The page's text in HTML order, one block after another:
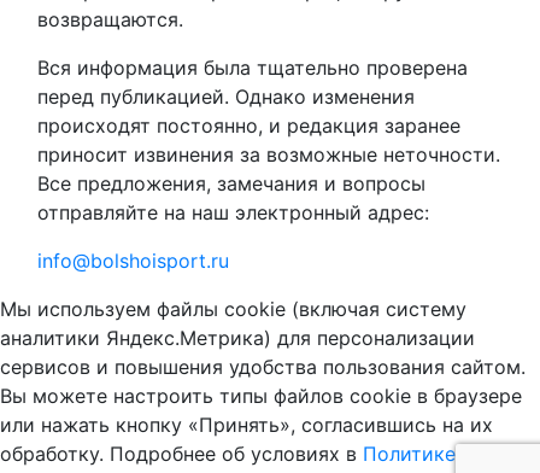
возвращаются.
Вся информация была тщательно проверена
перед публикацией. Однако изменения
происходят постоянно, и редакция заранее
приносит извинения за возможные неточности.
Все предложения, замечания и вопросы
отправляйте на наш электронный адрес:
info@bolshoisport.ru
Мы используем файлы cookie (включая систему
аналитики Яндекс.Метрика) для персонализации
сервисов и повышения удобства пользования сайтом.
Вы можете настроить типы файлов cookie в браузере
или нажать кнопку «Принять», согласившись на их
обработку. Подробнее об условиях в Политике в